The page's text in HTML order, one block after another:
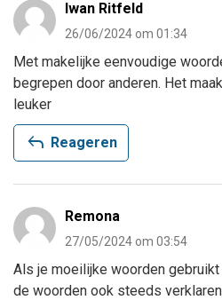
Iwan Ritfeld
26/06/2024 om 01:34
Met makelijke eenvoudige
begrepen door anderen. Het
leuker
reply Reageren
Remona
27/05/2024 om 03:54
Als je moeilijke woorden
de woorden ook steeds